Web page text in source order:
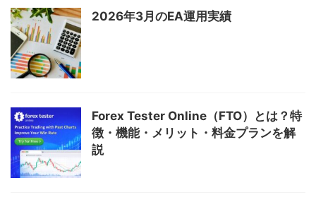
2026年3月のEA運用実績
Forex Tester Online（FTO）とは？特
徴・機能・メリット・料金プランを解
説